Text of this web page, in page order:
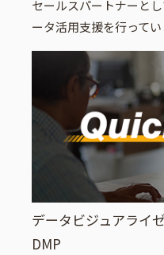
セールスパートナーと
ータ活用支援を行ってい
データビジュアライ
DMP